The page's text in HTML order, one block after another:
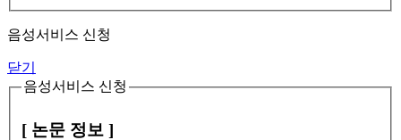
음성서비스 신청
닫기
음성서비스 신청
[ 논문 정보 ]